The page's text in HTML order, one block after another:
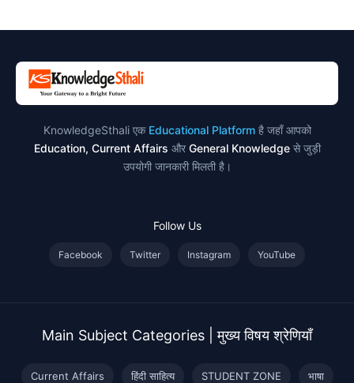
KnowledgeSthali एक Educational Platformहै जहाँ आपको
Education, Current Affairs और General Knowledgeसे जुड़ी
उपयोगी जानकारी मिलती है।
Follow Us
Facebook Twitter Instagram YouTube
Main Subject Categories | मुख्य विषय श्रेणियाँ
Current Affairs हिंदी साहित्य STUDENT ZONE भाषा